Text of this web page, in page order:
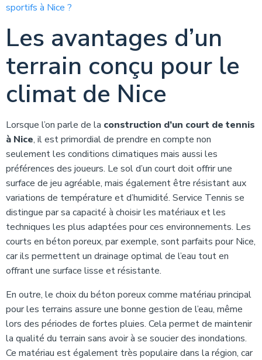
sportifs à Nice ?
Les avantages d’un
terrain conçu pour le
climat de Nice
Lorsque l’on parle de la construction d’un court de tennis
à Nice, il est primordial de prendre en compte non
seulement les conditions climatiques mais aussi les
préférences des joueurs. Le sol d’un court doit offrir une
surface de jeu agréable, mais également être résistant aux
variations de température et d’humidité. Service Tennis se
distingue par sa capacité à choisir les matériaux et les
techniques les plus adaptées pour ces environnements. Les
courts en béton poreux, par exemple, sont parfaits pour Nice,
car ils permettent un drainage optimal de l’eau tout en
offrant une surface lisse et résistante.
En outre, le choix du béton poreux comme matériau principal
pour les terrains assure une bonne gestion de l’eau, même
lors des périodes de fortes pluies. Cela permet de maintenir
la qualité du terrain sans avoir à se soucier des inondations.
Ce matériau est également très populaire dans la région, car